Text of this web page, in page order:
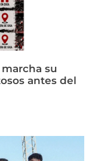
su
antes del